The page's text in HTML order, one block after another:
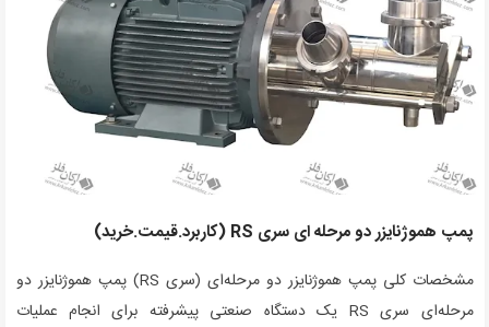
پمپ هموژنایزر دو مرحله ای سری RS (کاربرد.قیمت.خرید)
مشخصات کلی پمپ هموژنایزر دو مرحله‌ای (سری RS) پمپ هموژنایزر دو
مرحله‌ای سری RS یک دستگاه صنعتی پیشرفته برای انجام عملیات